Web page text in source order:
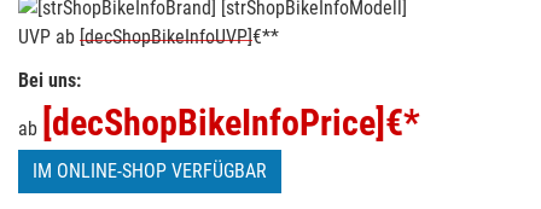
UVP ab [decShopBikeInfoUVP]€**
Bei uns:
ab [decShopBikeInfoPrice] €*
IM ONLINE-SHOP VERFÜGBAR